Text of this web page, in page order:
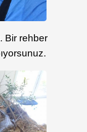
Bir rehber